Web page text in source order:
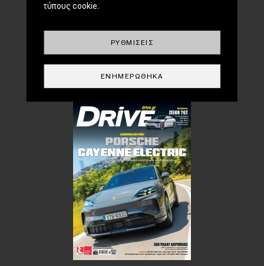
DRIVE USED
Περιοδικό
τύπους cookie.
ΡΥΘΜΊΣΕΙΣ
ΕΝΗΜΕΡΏΘΗΚΑ